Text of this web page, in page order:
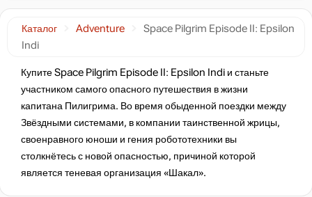
Каталог Adventure
Space Pilgrim Episode II: Epsilon
Indi
Купите Space Pilgrim Episode II: Epsilon Indi и станьте
участником самого опасного путешествия в жизни
капитана Пилигрима. Во время обыденной поездки между
Звёздными системами, в компании таинственной жрицы,
своенравного юноши и гения робототехники вы
столкнётесь с новой опасностью, причиной которой
является теневая организация «Шакал».